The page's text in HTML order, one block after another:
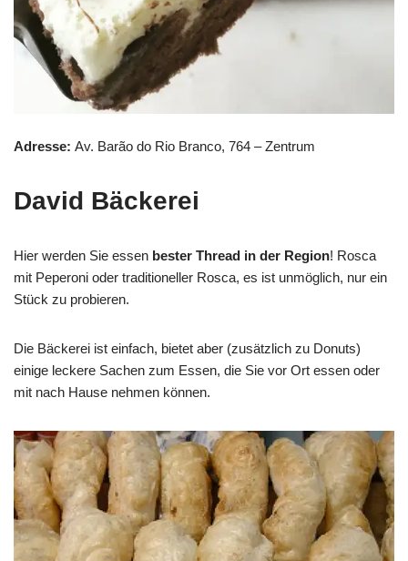
Adresse: Av. Barão do Rio Branco, 764 – Zentrum
David Bäckerei
Hier werden Sie essen bester Thread in der Region! Rosca
mit Peperoni oder traditioneller Rosca, es ist unmöglich, nur ein
Stück zu probieren.
Die Bäckerei ist einfach, bietet aber (zusätzlich zu Donuts)
einige leckere Sachen zum Essen, die Sie vor Ort essen oder
mit nach Hause nehmen können.